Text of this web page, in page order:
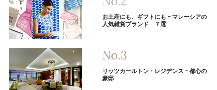
お土産にも、ギフトにも ｰ マレーシアの
人気雑貨ブランド ７選
リッツカールトン・レジデンス ｰ 都心の
豪邸